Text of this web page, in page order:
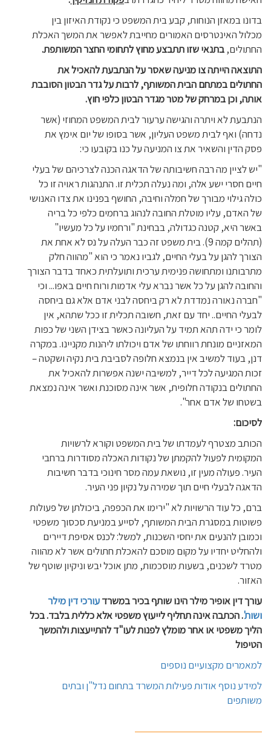
בדונו במאזן הנוחות, קבע בית המשפט כי נקודת האיזון בין
מכלול האינטרסים האמורים מחייבת לאפשר את המשך האכלת
החתולים, בתנאי שזו תתבצע מחוץ לתחומי החצר המשותפת.
התוצאה הייתה צו מניעה שאסר על הנתבעת להאכיל את
החתולים במתחם הבית המשותף, לרבות על גדר הבטון הסובבת
אותה, וכן במרחק של מטר מגדר הבטון כלפי חוץ.
הנתבעת לא ויתרה והגישה ערעור לבית המשפט המחוזי (אשר
נדחה) ואף לבית משפט העליון, אשר בסופו של יום אימץ את
פסק הדין והשאיר את צו המניעה על כנו בקובעו כי:
"יש לציין מה רבה חשיבותה של הדאגה הכנה לצרכיהם של בעלי
חיים חסרי ישע אלה, ומה נעלה תכלית זו. התנהגות ראויה זו כל
כולה גילוי מבורך של חמלה וחיבה, החושף בפנינו את צדו האנושי
של האדם, עליו מוטלת החובה לנהוג ברחמים כלפי כל בריה
באשר היא, קטנה כגדולה, בבחינת "ורחמיו על כל מעשיו"
(תהלים קמה 9). בית משפט זה כבר העלה על נס לא אחת את
הצורך להגן על בעלי החיים, לגביו נאמר כי הוא "מהווה חלק
מתרבותנו ומתחושה פנימית ערכית ותועלתית כאחד בדבר הצורך
והחובה להגן על כל אשר נברא עלי אדמות ורוח חיים באפו... וכי
"חברה נאורה נמדדת לא רק ביחסה לבני אדם אלא גם ביחסה
לבעלי החיים.. יחד עם זאת, חשובה תכלית זו ככל שתהא, אין
לומר כי ידה תהא תמיד על העליונה כאשר בצידן השני של כפות
המאזניים מונחת רווחתו של אדם ויכולתו ליהנות מקניינו. במקרה
דנן, בעוד למשיב אין בנמצא חלופה לסביבת בית נקיה ושקטה –
זכות המגיעה לכל דייר, למשיבה ישנה אפשרות להאכיל את
החתולים בנקודה חלופית, אשר אינה מסוכנת ואשר אינה נמצאת
בשטחו של אדם אחר".
לסיכום:
הכותב מצטרף לעמדתו של בית המשפט וקורא לרשויות
המקומית לפעול להקמתן של נקודות האכלה מסודרות ברחבי
העיר. פעולה מעין זו, נושאת עמה מסר חינוכי בדבר חשיבות
הדאגה לבעלי חיים תוך שמירה על נקיון פני העיר.
ברם, כל עוד הרשויות לא "ירימו את הכפפה, ביכולתן של פעולות
פשוטות במסגרת הבית המשותף, לסייע במניעת סכסוך משפטי
וכמובן להנעים את יחסי השכנות, למשל: לכנס אסיפת דיירים
ולהחליט יחדיו על מקום מוסכם להאכלת חתולים אשר לא מהווה
מטרד לשכנים, בשעות מוסכמות, מתן אוכל יבש וניקיון שוטף של
האזור.
עורך דיןאופיר מילרהינו שותף בכיר במשרדעורכי דין מילר
ושות'. הכתבה אינה תחליף לייעוץ משפטי אלא כללית בלבד. בכל
הליך משפטי או אחר מומלץ לפנות לעו"ד להתייעצות ולהמשך
הטיפול
למאמרים מקצועיים נוספים
למידע נוסף אודות פעילות המשרד בתחום נדל"ן ובתים
משותפים